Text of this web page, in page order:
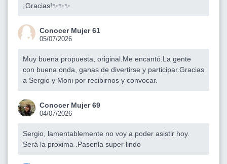
¡Gracias!✨✨✨
Conocer Mujer 61
05/07/2026
Muy buena propuesta, original.Me encantó.La gente
con buena onda, ganas de divertirse y participar.Gracias
a Sergio y Moni por recibirnos y convocar.
Conocer Mujer 69
04/07/2026
Sergio, lamentablemente no voy a poder asistir hoy.
Será la proxima .Pasenla super lindo